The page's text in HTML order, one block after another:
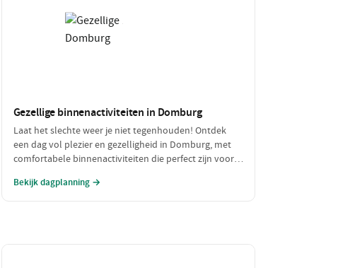
Gezellige binnenactiviteiten in Domburg
Laat het slechte weer je niet tegenhouden! Ontdek
een dag vol plezier en gezelligheid in Domburg, met
comfortabele binnenactiviteiten die perfect zijn voor
lunch en verken fascinerende musea, allemaal binnen
Bekijk dagplanning →